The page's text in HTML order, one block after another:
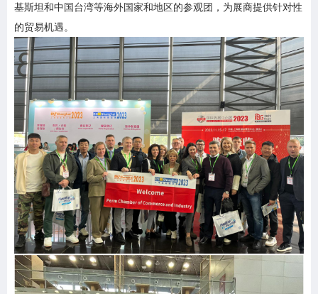
基斯坦和中国台湾等海外国家和地区的参观团，为展商提供针对性
的贸易机遇。